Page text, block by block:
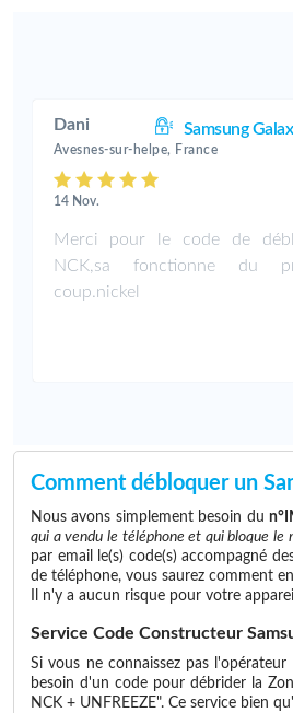
Dani Samsung
Avesnes-sur-helpe, France
14 Nov.
Merci pour le code de
NCK,sa fonctionne du
coup.nickel
Comment débloquer un
Nous avons simplement besoin du
qui a vendu le téléphone et qui bloque le
par email le(s) code(s) accompagné
de téléphone, vous saurez comment
Il n'y a aucun risque pour votre
Service Code Constructeur
Si vous ne connaissez pas
besoin d'un code pour débrider la
NCK + UNFREEZE". Ce service bien